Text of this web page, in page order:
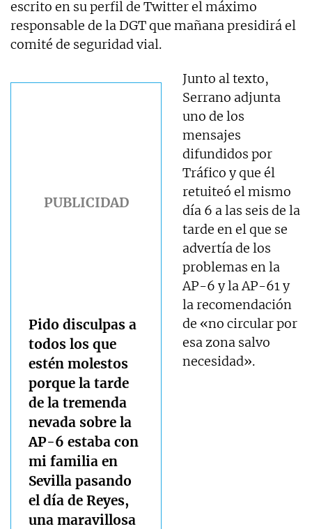
escrito en su perfil de Twitter el máximo
responsable de la DGT que mañana presidirá el
comité de seguridad vial.
Pido disculpas a
todos los que
estén molestos
porque la tarde
de la tremenda
nevada sobre la
AP-6 estaba con
mi familia en
Sevilla pasando
el día de Reyes,
una maravillosa
Junto al texto,
Serrano adjunta
uno de los
mensajes
difundidos por
Tráfico y que él
retuiteó el mismo
día 6 a las seis de la
tarde en el que se
advertía de los
problemas en la
AP-6 y la AP-61 y
la recomendación
de «no circular por
esa zona salvo
necesidad».